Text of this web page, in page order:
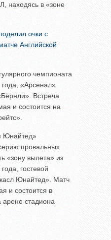
находясь в «зоне
очки с
Английской
чемпионата
«Арсенал»
Встреча
и состоится на
Юнайтед»
провальных
«зону вылета» из
гостевой
Юнайтед». Матч
и состоится в
стадиона